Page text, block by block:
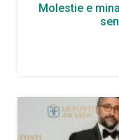
Molestie e